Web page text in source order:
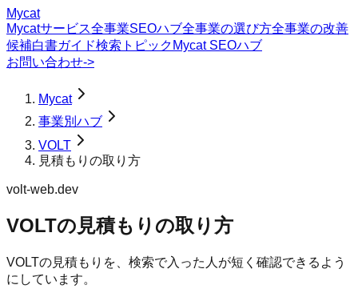
Mycat
Mycatサービス全事業SEOハブ全事業の選び方全事業の改善
候補白書ガイド検索トピック Mycat SEOハブ
お問い合わせ->
Mycat
事業別ハブ
VOLT
見積もりの取り方
volt-web.dev
VOLTの 見積もりの取り方
VOLTの見積もりを、検索で入った人が短く確認できるよう
にしています。